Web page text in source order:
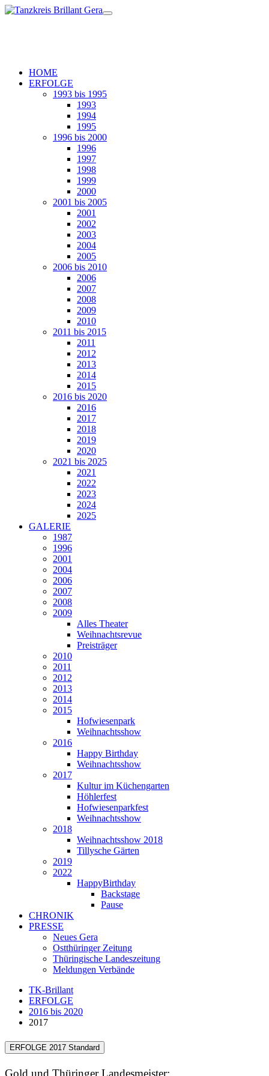
HOME
ERFOLGE
1993 bis 1995
1993
1994
1995
1996 bis 2000
1996
1997
1998
1999
2000
2001 bis 2005
2001
2002
2003
2004
2005
2006 bis 2010
2006
2007
2008
2009
2010
2011 bis 2015
2011
2012
2013
2014
2015
2016 bis 2020
2016
2017
2018
2019
2020
2021 bis 2025
2021
2022
2023
2024
2025
GALERIE
1987
1996
2001
2004
2006
2007
2008
2009
Alles Theater
Weihnachtsrevue
Preisträger
2010
2011
2012
2013
2014
2015
Hofwiesenpark
Weihnachtsshow
2016
Happy Birthday
Weihnachtsshow
2017
Kultur im Küchengarten
Höhlerfest
Hofwiesenparkfest
Weihnachtsshow
2018
Weihnachtsshow 2018
Tillysche Gärten
2019
2022
HappyBirthday
Backstage
Pause
CHRONIK
PRESSE
Neues Gera
Ostthüringer Zeitung
Thüringische Landeszeitung
Meldungen Verbände
TK-Brillant
ERFOLGE
2016 bis 2020
2017
ERFOLGE 2017 Standard